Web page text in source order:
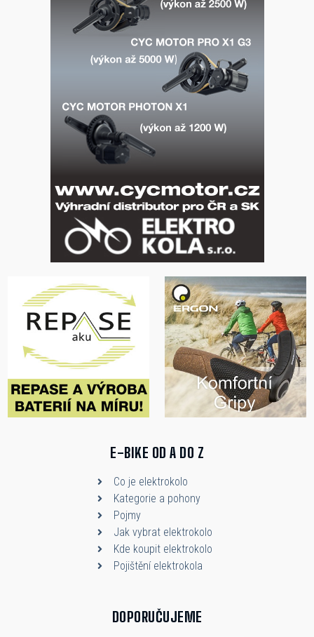
E-BIKE OD A DO Z
Co je elektrokolo
Kategorie a pohony
Pojmy
Jak vybrat elektrokolo
Kde koupit elektrokolo
Pojištění elektrokola
DOPORUČUJEME